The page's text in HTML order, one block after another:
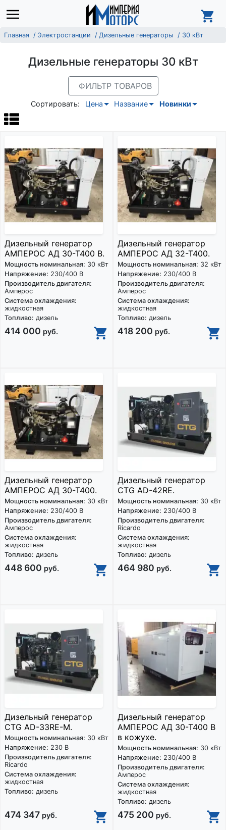
Главная Электростанции Дизельные генераторы 30 кВт
Дизельные генераторы 30 кВт
ФИЛЬТР ТОВАРОВ
Сортировать: Цена Название Новинки
Дизельный генератор
АМПЕРОС АД 30-Т400 B.
Мощность номинальная: 30 кВт
Напряжение: 230/400 В
Производитель двигателя:
Амперос
Система охлаждения:
жидкостная
Топливо: дизель
414 000 руб.
Дизельный генератор
АМПЕРОС АД 32-Т400.
Мощность номинальная: 32 кВт
Напряжение: 230/400 В
Производитель двигателя:
Амперос
Система охлаждения:
жидкостная
Топливо: дизель
418 200 руб.
Дизельный генератор
АМПЕРОС АД 30-Т400.
Мощность номинальная: 30 кВт
Напряжение: 230/400 В
Производитель двигателя:
Амперос
Система охлаждения:
жидкостная
Топливо: дизель
448 600 руб.
Дизельный генератор
CTG AD-42RE.
Мощность номинальная: 30 кВт
Напряжение: 230/400 В
Производитель двигателя:
Ricardo
Система охлаждения:
жидкостная
Топливо: дизель
464 980 руб.
Дизельный генератор
CTG AD-33RE-M.
Мощность номинальная: 30 кВт
Напряжение: 230 В
Производитель двигателя:
Ricardo
Система охлаждения:
жидкостная
Топливо: дизель
474 347 руб.
Дизельный генератор
АМПЕРОС АД 30-Т400 B
в кожухе.
Мощность номинальная: 30 кВт
Напряжение: 230/400 В
Производитель двигателя:
Амперос
Система охлаждения:
жидкостная
Топливо: дизель
475 200 руб.